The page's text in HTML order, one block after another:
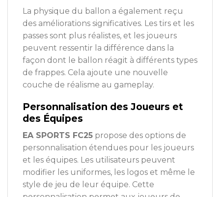
La physique du ballon a également reçu
des améliorations significatives. Les tirs et les
passes sont plus réalistes, et les joueurs
peuvent ressentir la différence dans la
façon dont le ballon réagit à différents types
de frappes. Cela ajoute une nouvelle
couche de réalisme au gameplay.
Personnalisation des Joueurs et
des Équipes
EA SPORTS FC25 propose des options de
personnalisation étendues pour les joueurs
et les équipes. Les utilisateurs peuvent
modifier les uniformes, les logos et même le
style de jeu de leur équipe. Cette